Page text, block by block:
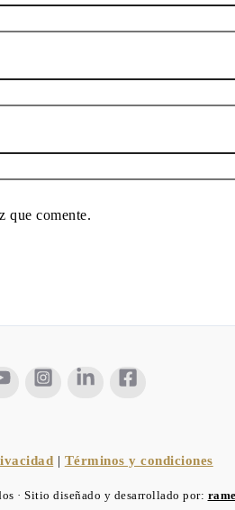
que comente.
| Términos y condiciones
· Sitio diseñado y desarrollado por: